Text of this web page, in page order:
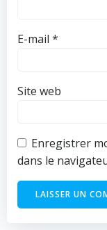
E-mail *
Site web
Enregistrer
dans le